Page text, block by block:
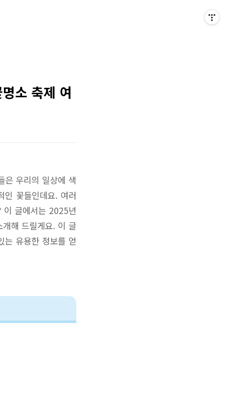
소 축제 여
은 우리의 일상에 색
인 꽃들인데요. 여러
이 글에서는 2025년
해 드릴게요. 이 글
유용한 정보를 얻